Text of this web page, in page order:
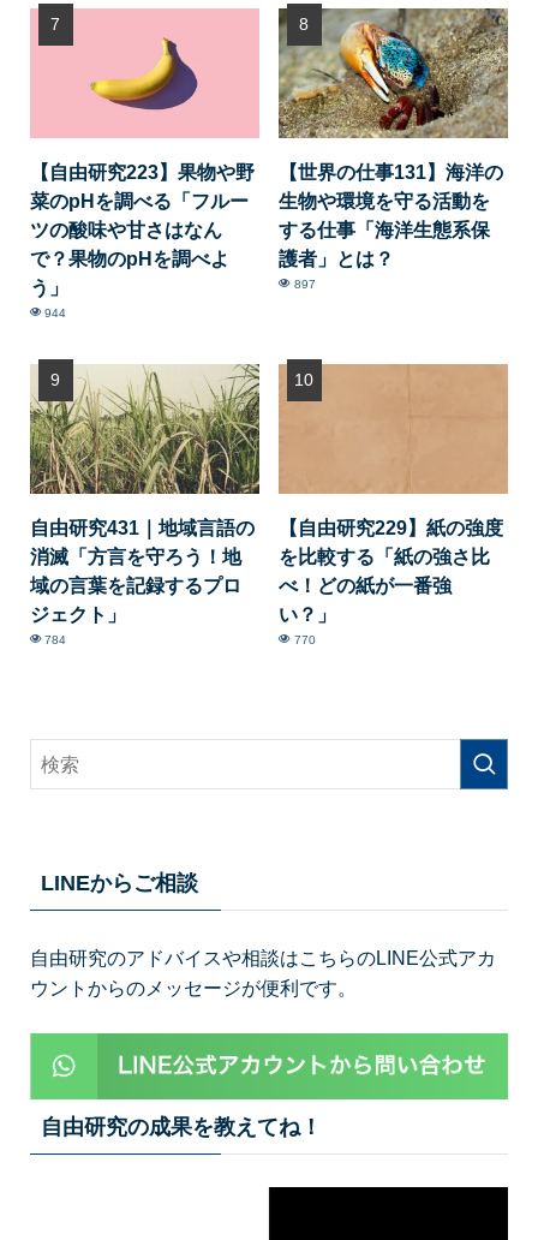
【自由研究223】果物や野
菜のpHを調べる「フルー
ツの酸味や甘さはなん
で？果物のpHを調べよ
う」
944
【世界の仕事131】海洋の
生物や環境を守る活動を
する仕事「海洋生態系保
護者」とは？
897
自由研究431｜地域言語の
消滅「方言を守ろう！地
域の言葉を記録するプロ
ジェクト」
784
【自由研究229】紙の強度
を比較する「紙の強さ比
べ！どの紙が一番強
い？」
770
LINEからご相談
自由研究のアドバイスや相談はこちらのLINE公式アカ
ウントからのメッセージが便利です。
自由研究の成果を教えてね！